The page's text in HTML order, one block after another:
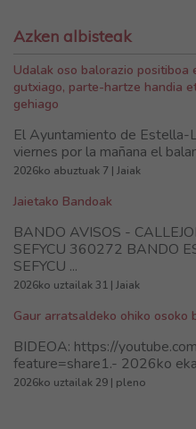
Azken albisteak
Udalak oso balorazio positiboa
gutxiago, parte-hartze handia
gehiago
El Ayuntamiento de Estella-
viernes por la mañana el
2026ko abuztuak 7 | Jaiak
Jaietako Bandoak
BANDO AVISOS -
SEFYCU 360272 BANDO
SEFYCU ...
2026ko uztailak 31 | Jaiak
Gaur arratsaldeko ohiko osoko
BIDEOA: https://
feature=share1.- 2026ko
2026ko uztailak 29 | pleno